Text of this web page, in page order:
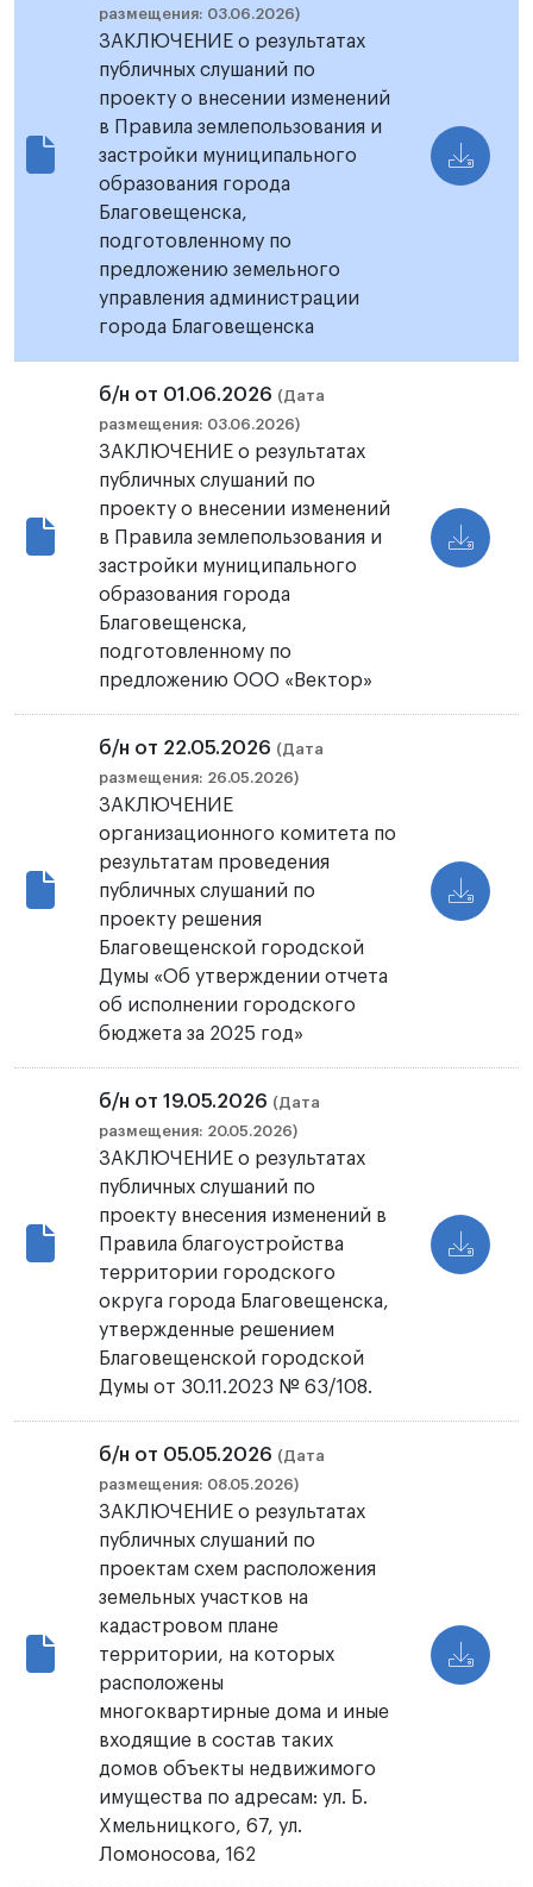
размещения: 03.06.2026)
ЗАКЛЮЧЕНИЕ о результатах
публичных слушаний по
проекту о внесении изменений
в Правила землепользования и
застройки муниципального
образования города
Благовещенска,
подготовленному по
предложению земельного
управления администрации
города Благовещенска
б/н от 01.06.2026 (Дата
размещения: 03.06.2026)
ЗАКЛЮЧЕНИЕ о результатах
публичных слушаний по
проекту о внесении изменений
в Правила землепользования и
застройки муниципального
образования города
Благовещенска,
подготовленному по
предложению ООО «Вектор»
б/н от 22.05.2026 (Дата
размещения: 26.05.2026)
ЗАКЛЮЧЕНИЕ
организационного комитета по
результатам проведения
публичных слушаний по
проекту решения
Благовещенской городской
Думы «Об утверждении отчета
об исполнении городского
бюджета за 2025 год»
б/н от 19.05.2026 (Дата
размещения: 20.05.2026)
ЗАКЛЮЧЕНИЕ о результатах
публичных слушаний по
проекту внесения изменений в
Правила благоустройства
территории городского
округа города Благовещенска,
утвержденные решением
Благовещенской городской
Думы от 30.11.2023 № 63/108.
б/н от 05.05.2026 (Дата
размещения: 08.05.2026)
ЗАКЛЮЧЕНИЕ о результатах
публичных слушаний по
проектам схем расположения
земельных участков на
кадастровом плане
территории, на которых
расположены
многоквартирные дома и иные
входящие в состав таких
домов объекты недвижимого
имущества по адресам: ул. Б.
Хмельницкого, 67, ул.
Ломоносова, 162